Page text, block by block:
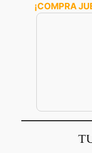
¡COMPRA